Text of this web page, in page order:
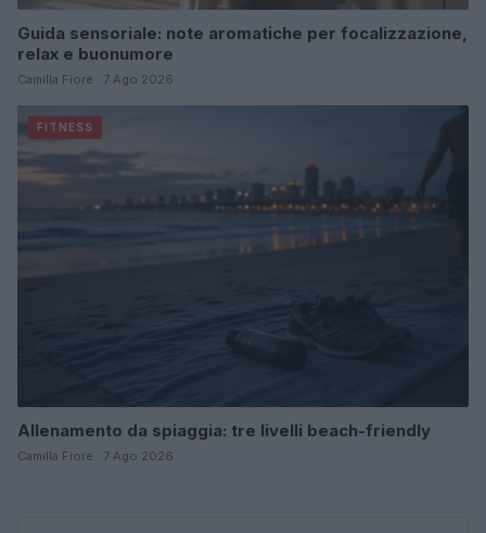
Guida sensoriale: note aromatiche per focalizzazione,
relax e buonumore
Camilla Fiore · 7 Ago 2026
FITNESS
Allenamento da spiaggia: tre livelli beach-friendly
Camilla Fiore · 7 Ago 2026